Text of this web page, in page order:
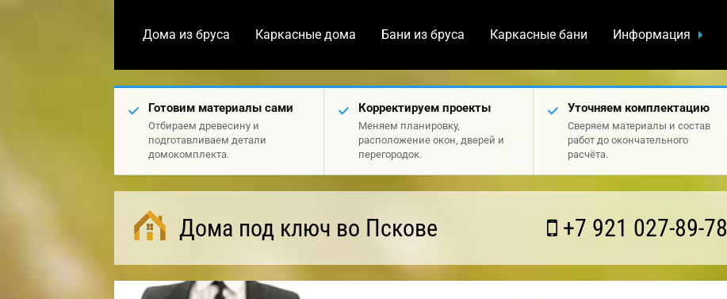
Дома из бруса Каркасные дома Бани из бруса Каркасные бани Информация
Готовим материалы сами
Отбираем древесину и
подготавливаем детали
домокомплекта.
Корректируем проекты
Меняем планировку,
расположение окон, дверей и
перегородок.
Уточняем комплектацию
Сверяем материалы и состав
работ до окончательного
расчёта.
Дома под ключ во Пскове +7 921 027-89-78